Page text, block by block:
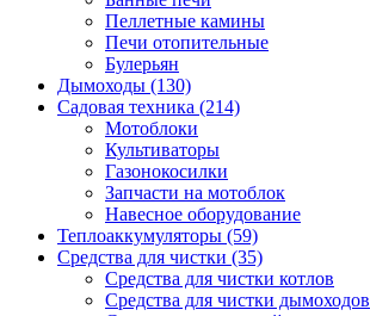
Пеллетные камины
Печи отопительные
Булерьян
Дымоходы (130)
Садовая техника (214)
Мотоблоки
Культиваторы
Газонокосилки
Запчасти на мотоблок
Навесное оборудование
Теплоаккумуляторы (59)
Средства для чистки (35)
Средства для чистки котлов
Средства для чистки дымоходов